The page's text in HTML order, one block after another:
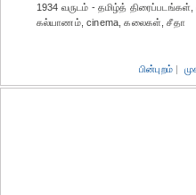
1934 வருடம் - தமிழ்த்
கல்யாணம், cinema, கலைகள், சீதா
பின்புறம் |